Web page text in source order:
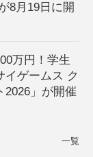
8月19日に開
万円！学生
イゲームス ク
2026」が開催
一覧